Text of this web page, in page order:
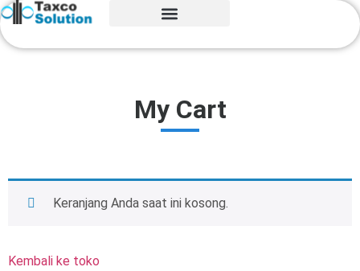
My Cart
Keranjang Anda saat ini kosong.
Kembali ke toko